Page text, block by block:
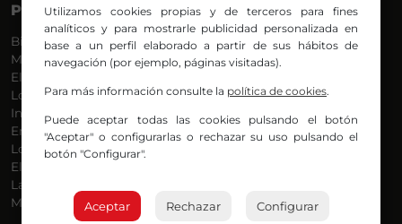
PROGRAMAS
Bilbosport
Más Música
El Madrugador
Lo Más Nuevo
Informativos
En Ruta
Locos por la Música
El Supermadrugador
La Mañana de Radio Nervión
Más Madrugada
VOCES
Agurtzane
Belén Ollero
Eduardo
Eva Argote
Endika
Jon
Utilizamos cookies propias y de terceros para fines
analíticos y para mostrarle publicidad personalizada en
base a un perfil elaborado a partir de sus hábitos de
navegación (por ejemplo, páginas visitadas).
Para más información consulte la política de cookies.
Puede aceptar todas las cookies pulsando el botón
"Aceptar" o configurarlas o rechazar su uso pulsando el
botón "Configurar".
Aceptar Rechazar Configurar